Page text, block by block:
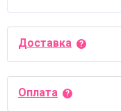
Доставка
Оплата